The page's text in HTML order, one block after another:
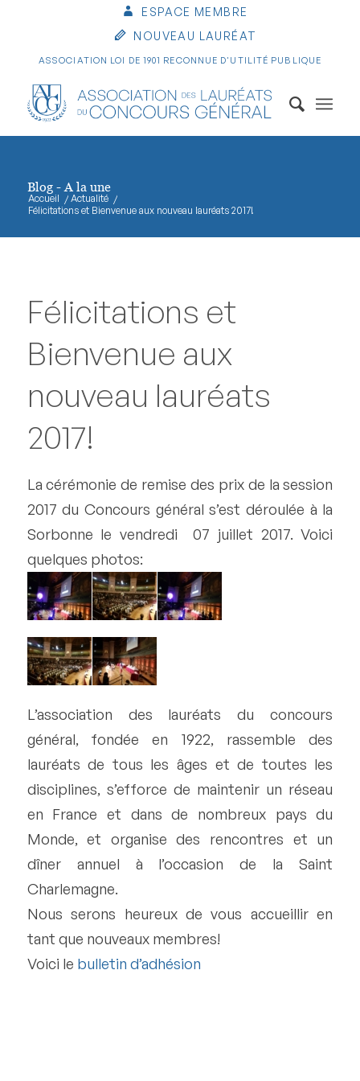
ESPACE MEMBRE
NOUVEAU LAURÉAT
ASSOCIATION LOI DE 1901 RECONNUE D'UTILITÉ PUBLIQUE
Blog - A la une
Accueil / Actualité /
Félicitations et Bienvenue aux nouveau lauréats 2017!
Félicitations et
Bienvenue aux
nouveau lauréats
2017!
La cérémonie de remise des prix de la session
2017 du Concours général s’est déroulée à la
Sorbonne le vendredi 07 juillet 2017. Voici
quelques photos:
L’association des lauréats du concours
général, fondée en 1922, rassemble des
lauréats de tous les âges et de toutes les
disciplines, s’efforce de maintenir un réseau
en France et dans de nombreux pays du
Monde, et organise des rencontres et un
dîner annuel à l’occasion de la Saint
Charlemagne.
Nous serons heureux de vous accueillir en
tant que nouveaux membres!
Voici le bulletin d’adhésion